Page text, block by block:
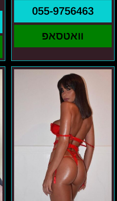
055-9756463
וואטסאפ
גוש
דן
והסביבה-
אליס